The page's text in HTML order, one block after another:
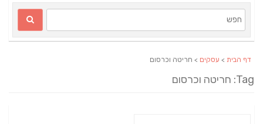
דף הבית > עסקים > חריטה וכרסום
Tag: חריטה וכרסום